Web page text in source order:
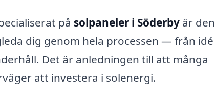
på solpaneler i Söderby är den
dig genom hela processen — från idé
Det är anledningen till att många
att investera i solenergi.